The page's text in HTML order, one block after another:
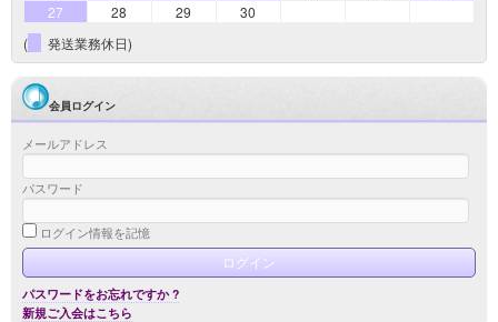
27
28 29
30
(
発送業務休日)
会員ログイン
メールアドレス
パスワード
ログイン情報を記憶
パスワードをお忘れですか ?
新規ご入会はこちら